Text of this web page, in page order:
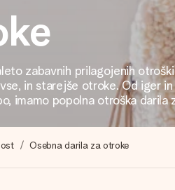
mnenj)
nas na Google Reviews
ustvari nekaj edinstvenega – z
zabavnih prilagojenih
in starejše otroke. Od iger
imamo popolna otroška darila
Osebna darila za otroke